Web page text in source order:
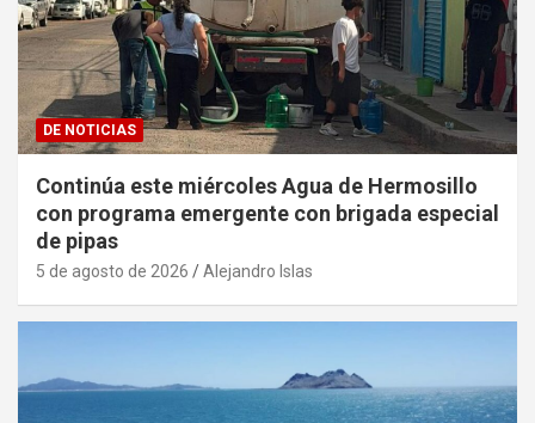
DE NOTICIAS
Continúa este miércoles Agua de Hermosillo
con programa emergente con brigada especial
de pipas
5 de agosto de 2026 Alejandro Islas